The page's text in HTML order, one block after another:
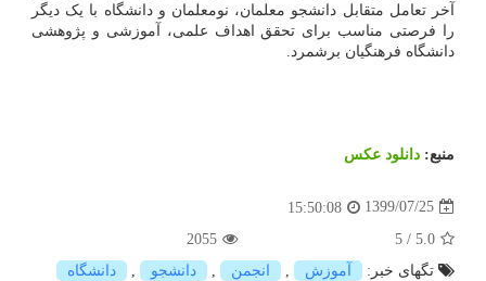
آخر تعامل متقابل دانشجو معلمان، نومعلمان و دانشگاه با یک دیگر
را فرصتی مناسب برای تحقق اهداف علمی، آموزشی و پژوهشی
دانشگاه فرهنگیان برشمرد.
منبع: دانلود عكس
1399/07/25
15:50:08
5.0
/
5
2055
تگهای خبر:
آموزش , انجمن , دانشجو , دانشگاه